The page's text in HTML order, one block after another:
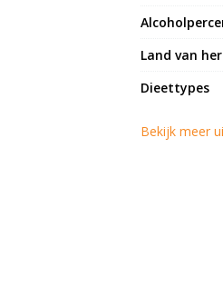
Land van
Dieettypes
Bekijk meer